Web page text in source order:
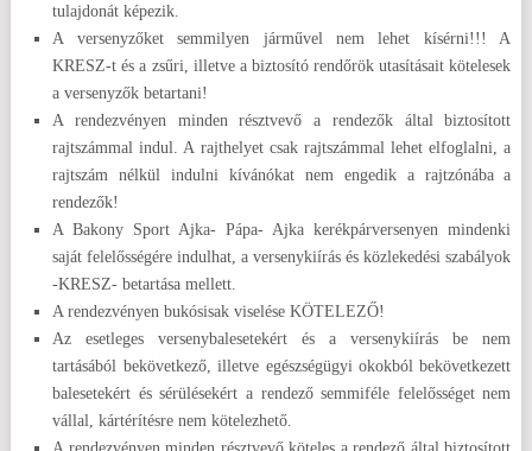
tulajdonát képezik.
A versenyzőket semmilyen járművel nem lehet kísérni!!! A
KRESZ-t és a zsűri, illetve a biztosító rendőrök utasításait kötelesek
a versenyzők betartani!
A rendezvényen minden résztvevő a rendezők által biztosított
rajtszámmal indul. A rajthelyet csak rajtszámmal lehet elfoglalni, a
rajtszám nélkül indulni kívánókat nem engedik a rajtzónába a
rendezők!
A Bakony Sport Ajka- Pápa- Ajka kerékpárversenyen mindenki
saját felelősségére indulhat, a versenykiírás és közlekedési szabályok
-KRESZ- betartása mellett.
A rendezvényen bukósisak viselése KÖTELEZŐ!
Az esetleges versenybalesetekért és a versenykiírás be nem
tartásából bekövetkező, illetve egészségügyi okokból bekövetkezett
balesetekért és sérülésekért a rendező semmiféle felelősséget nem
vállal, kártérítésre nem kötelezhető.